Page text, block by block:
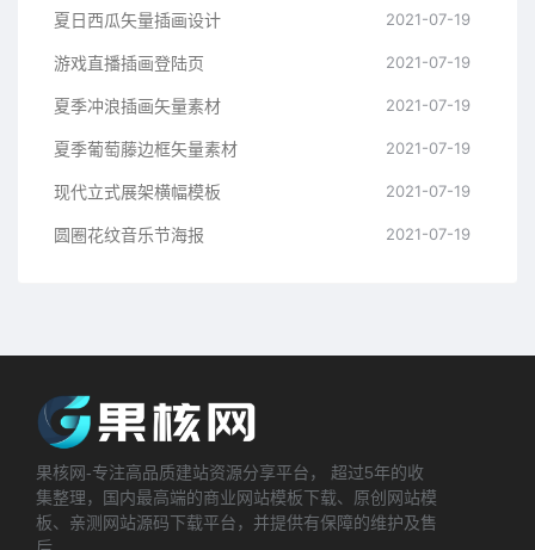
夏日西瓜矢量插画设计 2021-07-19
游戏直播插画登陆页 2021-07-19
夏季冲浪插画矢量素材 2021-07-19
夏季葡萄藤边框矢量素材 2021-07-19
现代立式展架横幅模板 2021-07-19
圆圈花纹音乐节海报 2021-07-19
果核网-专注高品质建站资源分享平台， 超过5年的收
集整理，国内最高端的商业网站模板下载、原创网站模
板、亲测网站源码下载平台，并提供有保障的维护及售